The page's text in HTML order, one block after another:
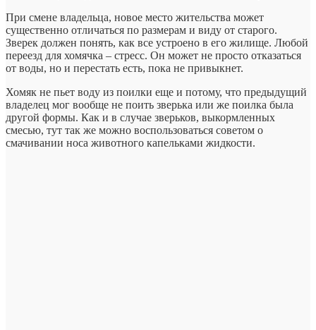
При смене владельца, новое место жительства может
существенно отличаться по размерам и виду от старого.
Зверек должен понять, как все устроено в его жилище. Любой
переезд для хомячка – стресс. Он может не просто отказаться
от воды, но и перестать есть, пока не привыкнет.
Хомяк не пьет воду из поилки еще и потому, что предыдущий
владелец мог вообще не поить зверька или же поилка была
другой формы. Как и в случае зверьков, выкормленных
смесью, тут так же можно воспользоваться советом о
смачивании носа животного капельками жидкости.